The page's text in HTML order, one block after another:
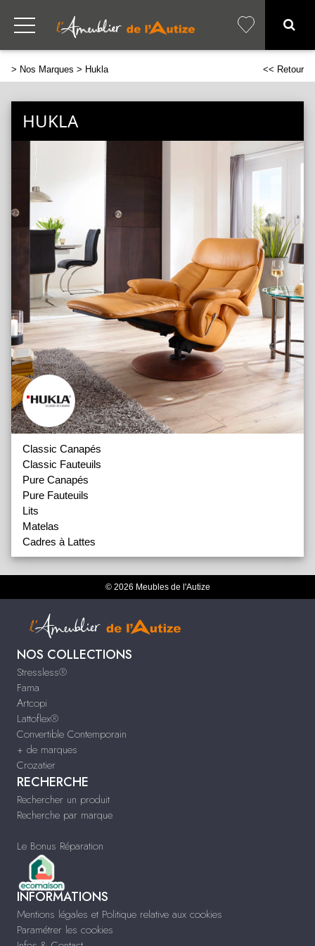
> Nos Marques > Hukla << Retour
HUKLA
Classic Canapés
Classic Fauteuils
Pure Canapés
Pure Fauteuils
Lits
Matelas
Cadres à Lattes
© 2026 Meubles de l'Autize
NOS COLLECTIONS
Stressless®
Fama
Artcopi
Lattoflex®
Convertible Contemporain
+ de marques
Crozatier
RECHERCHE
Rechercher un produit
Recherche par marque
Le Bonus Réparation
INFORMATIONS
Mentions légales et Politique relative aux cookies
Paramétrer les cookies